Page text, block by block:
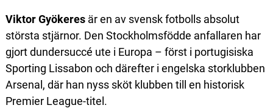
Viktor Gyökeresär en av svensk fotbolls absolut
största stjärnor. Den Stockholmsfödde anfallaren har
gjort dundersuccé ute i Europa – först i portugisiska
Sporting Lissabon och därefter i engelska storklubben
Arsenal, där han nyss sköt klubben till en historisk
Premier League-titel.